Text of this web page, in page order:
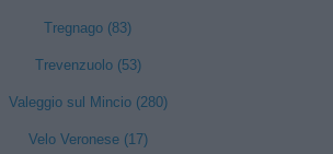
Tregnago (83)
Trevenzuolo (53)
Valeggio sul Mincio (280)
Velo Veronese (17)